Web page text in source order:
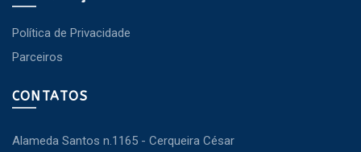
Política de Privacidade
Parceiros
CONTATOS
Alameda Santos n.1165 - Cerqueira César